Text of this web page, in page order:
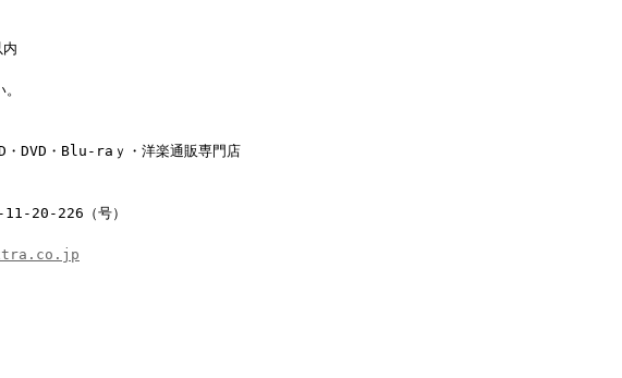
DVD・Blu-raｙ・洋楽通販専門店
20-226（号）